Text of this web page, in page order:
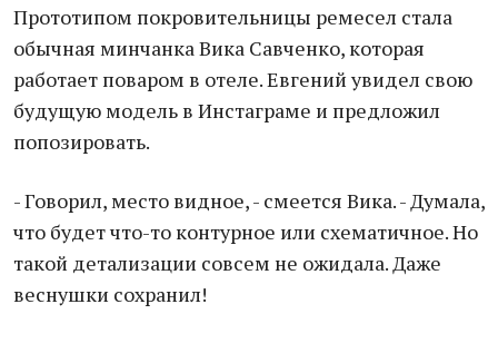
Прототипом покровительницы ремесел стала
обычная минчанка Вика Савченко, которая
работает поваром в отеле. Евгений увидел свою
будущую модель в Инстаграме и предложил
попозировать.
- Говорил, место видное, - смеется Вика. - Думала,
что будет что-то контурное или схематичное. Но
такой детализации совсем не ожидала. Даже
веснушки сохранил!